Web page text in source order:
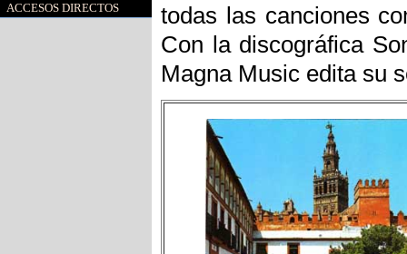
ACCESOS DIRECTOS
todas las canciones
Con la discográfica
Magna Music edita su